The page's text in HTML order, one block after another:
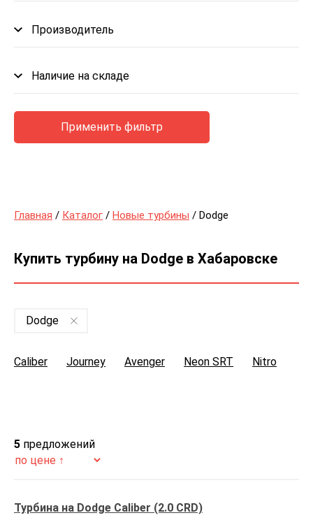
Производитель
Наличие на складе
Применить фильтр
Главная / Каталог / Новые турбины / Dodge
Купить турбину на Dodge в Хабаровске
Dodge
Caliber Journey Avenger Neon SRT Nitro
5 предложений
Турбина на Dodge Caliber (2.0 CRD)